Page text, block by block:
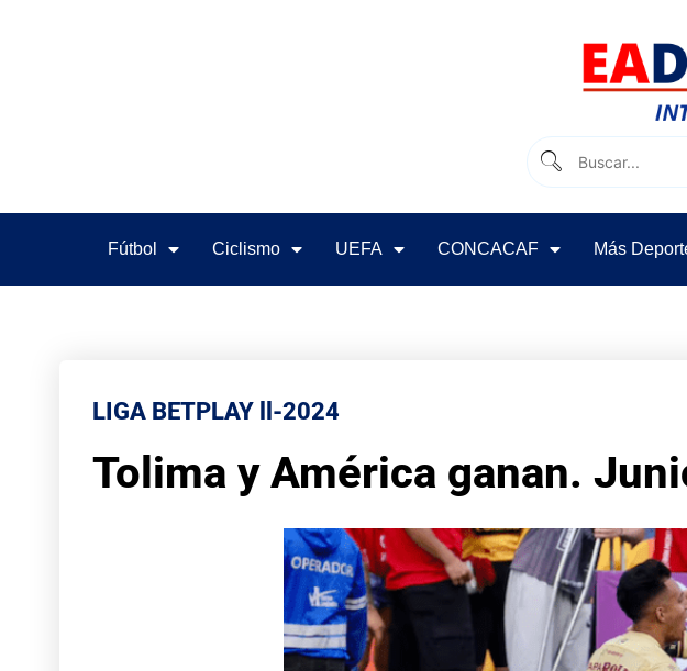
Fútbol Ciclismo UEFA CONCACAF Más
LIGA BETPLAY ll-2024
Tolima y América ganan.